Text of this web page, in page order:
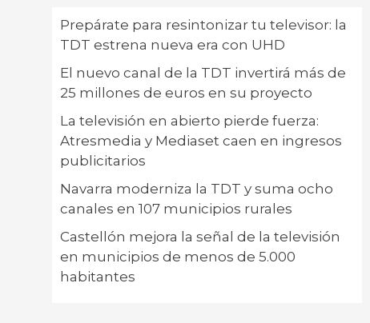
Prepárate para resintonizar tu televisor: la
TDT estrena nueva era con UHD
El nuevo canal de la TDT invertirá más de
25 millones de euros en su proyecto
La televisión en abierto pierde fuerza:
Atresmedia y Mediaset caen en ingresos
publicitarios
Navarra moderniza la TDT y suma ocho
canales en 107 municipios rurales
Castellón mejora la señal de la televisión
en municipios de menos de 5.000
habitantes